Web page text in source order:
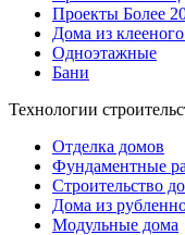
Проекты Более
Дома из
Одноэтажные
Бани
Технологии
Отделка домов
Фундаментные
Строительство
Дома из
Модульные дома